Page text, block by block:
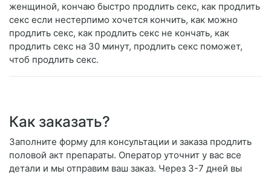
женщиной, кончаю быстро продлить секс, как продлить
секс если нестерпимо хочется кончить, как можно
продлить секс, как продлить секс не кончать, как
продлить секс на 30 минут, продлить секс поможет,
чтоб продлить секс.
Как заказать?
Заполните форму для консультации и заказа продлить
половой акт препараты. Оператор уточнит у вас все
детали и мы отправим ваш заказ. Через 3-7 дней вы